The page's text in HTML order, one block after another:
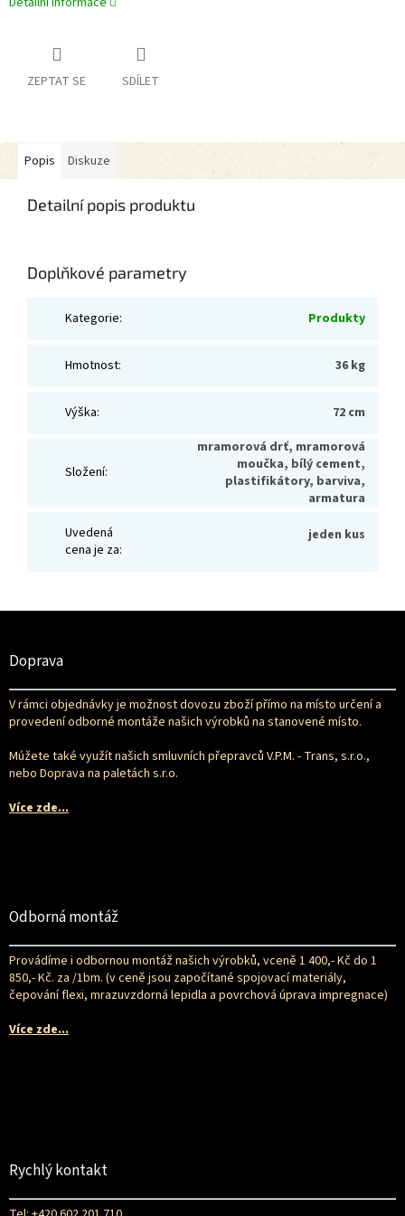
ZEPTAT SE SDÍLET
Popis Diskuze
Detailní popis produktu
Doplňkové parametry
Kategorie: Produkty
Hmotnost: 36 kg
Výška: 72 cm
Složení:
mramorová drť, mramorová
moučka, bílý cement,
plastifikátory, barviva,
armatura
Uvedená
cena je za:
jeden kus
Doprava
V rámci objednávky je možnost dovozu zboží přímo na místo určení a
provedení odborné montáže našich výrobků na stanovené místo.
Múžete také využít našich smluvních přepravců V.P.M. - Trans, s.r.o.,
nebo Doprava na paletách s.r.o.
Více zde...
Odborná montáž
Provádíme i odbornou montáž našich výrobků, vceně 1 400,- Kč do 1
850,- Kč. za /1bm. (v ceně jsou započítané spojovací materiály,
čepování flexi, mrazuvzdorná lepidla a povrchová úprava impregnace)
Více zde...
Rychlý kontakt